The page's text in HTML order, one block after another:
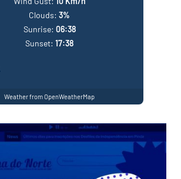
Clouds: 3%
Sunrise: 06:38
Sunset: 17:38
Weather from OpenWeatherMap